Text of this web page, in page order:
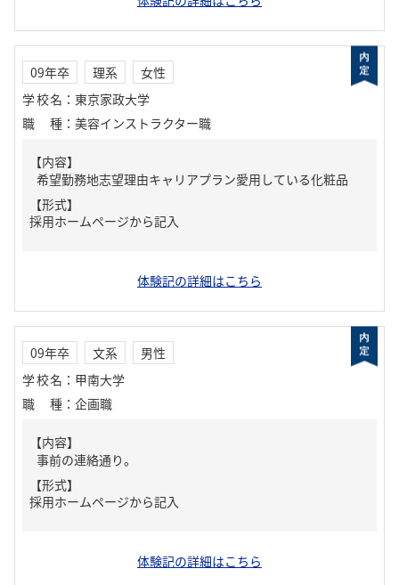
09年卒 理系
女性
学校名 ： 東京家政大学
職種 ： 美容インストラクター職
【内容】
希望勤務地志望理由キャリアプラン愛用している化粧品
【形式】
採用ホームページから記入
体験記の詳細はこちら
09年卒 文系
男性
学校名 ： 甲南大学
職種 ： 企画職
【内容】
事前の連絡通り。
【形式】
採用ホームページから記入
体験記の詳細はこちら